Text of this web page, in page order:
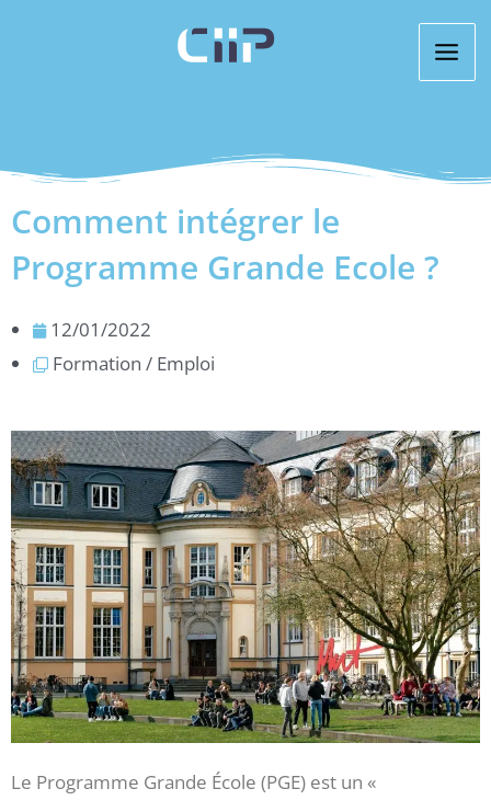
Comment intégrer le
Programme Grande Ecole ?
12/01/2022
Formation / Emploi
Le Programme Grande École (PGE) est un «